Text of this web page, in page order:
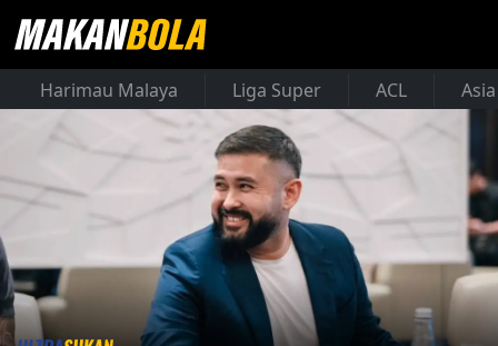
Harimau Malaya Liga Super ACL